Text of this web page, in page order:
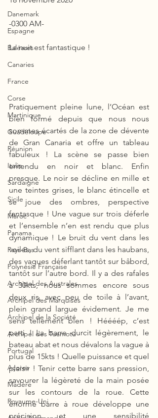
Danemark
Espagne
Baléares
Canaries
France
Corse
Martinique
Guadeloupe
Réunion
Italie
Sardaigne
Sicile
Maroc
Panama
Pays-Bas
Polynésie Française
Archipel des Australes
Archipel des Marquises
Archipel de la Société
Archipel des Tuamotu
Portugal
Açores
Madère
Royaume-Uni
-0300 AM-
La nuit est fantastique !
Pratiquement pleine lune, l’Océan est
bien formé depuis que nous nous
sommes écartés de la zone de dévente
de Gran Canaria et offre un tableau
fabuleux ! La scène se passe bien
entendu en noir et blanc. Enfin
presque. Le noir se décline en mille et
une teintes grises, le blanc étincelle et
se joue des ombres, perspective
fantasque ! Une vague sur trois déferle
et l’ensemble n’en est rendu que plus
dynamique ! Le bruit du vent dans les
voiles, du vent sifflant dans les haubans,
des vagues déferlant tantôt sur bâbord,
tantôt sur l’autre bord. Il y a des rafales
à 30kts, nous sommes encore sous
deux ris, avec peu de toile à l’avant,
plein grand largue évidement. Je me
sens tellement bien ! Héééép, c’est
parti ! La barre durcit légèrement, le
bateau abat et nous dévalons la vague à
plus de 15kts ! Quelle puissance et quel
plaisir ! Tenir cette barre sans pression,
savourer la légèreté de la main posée
sur les contours de la roue. Cette
énorme barre à roue développe une
précision et une sensibilité